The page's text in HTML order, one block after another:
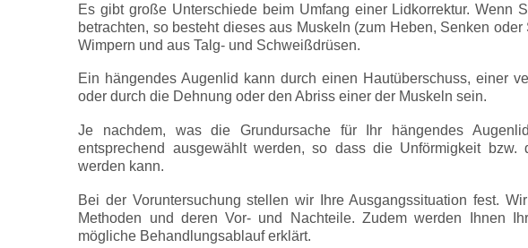
Es gibt große Unterschiede beim Umfang einer Lidkorrektur. Wenn
betrachten, so besteht dieses aus Muskeln (zum Heben, Senken
Wimpern und aus Talg- und Schweißdrüsen.
Ein hängendes Augenlid kann durch einen Hautüberschuss, einer
oder durch die Dehnung oder den Abriss einer der Muskeln sein.
Je nachdem, was die Grundursache für Ihr hängendes
entsprechend ausgewählt werden, so dass die Unförmigkeit bzw.
werden kann.
Bei der Voruntersuchung stellen wir Ihre Ausgangssituation fest.
Methoden und deren Vor- und Nachteile. Zudem werden Ihnen
mögliche Behandlungsablauf erklärt.